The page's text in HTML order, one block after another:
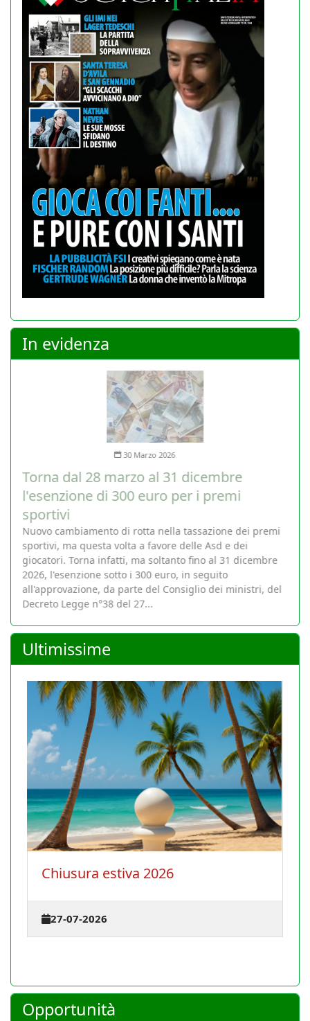
In evidenza
30 Marzo 2026
Torna dal 28 marzo al 31 dicembre
l'esenzione di 300 euro per i premi
sportivi
Nuovo cambiamento di rotta nella tassazione dei premi
sportivi, ma questa volta a favore delle Asd e dei
giocatori. Torna infatti, ma soltanto fino al 31 dicembre
2026, l'esenzione sotto i 300 euro, in seguito
all'approvazione, da parte del Consiglio dei ministri, del
Decreto Legge n°38 del 27...
Ultimissime
La Conferenza degli istruttori
23-07-2026
Opportunità